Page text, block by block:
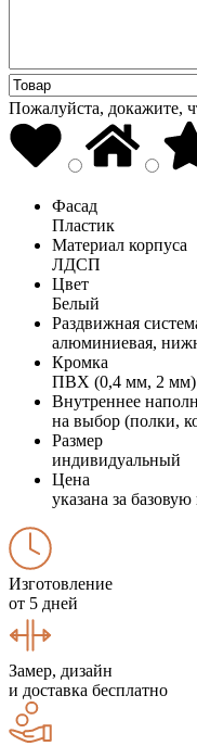
Пожалуйста, докажите,
Фасад
Пластик
Материал корпуса
ЛДСП
Цвет
Белый
Раздвижная
алюминиевая,
Кромка
ПВХ (0,4 мм, 2 мм)
Внутреннее
на выбор (полки,
Размер
индивидуальный
Цена
указана за
Изготовление
от 5 дней
Замер, дизайн
и доставка бесплатно